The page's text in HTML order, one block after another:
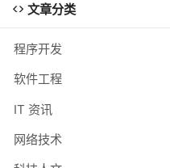
文章分类
程序开发
软件工程
IT 资讯
网络技术